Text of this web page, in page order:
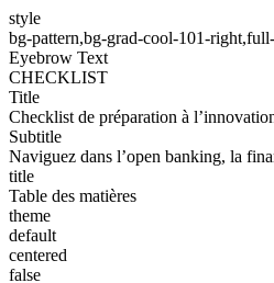
style
bg-pattern,bg-grad-cool-101-
Eyebrow Text
CHECKLIST
Title
Checklist de préparation à
Subtitle
Naviguez dans l’open banking, la
title
Table des matières
theme
default
centered
false